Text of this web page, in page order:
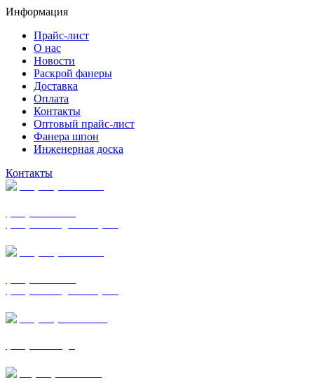
Информация
Прайс-лист
О нас
Новости
Раскрой фанеры
Доставка
Оплата
Контакты
Оптовый прайс-лист
Фанера шпон
Инженерная доска
Контакты